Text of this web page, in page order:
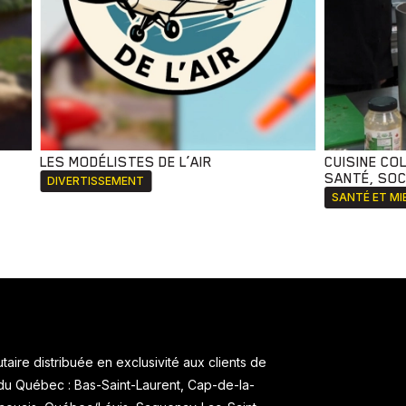
LES MODÉLISTES DE L’AIR
DIVERTISSEMENT
CUISINE
SANTÉ,
SANTÉ ET
distribuée en exclusivité aux clients de
Québec : Bas-Saint-Laurent, Cap-de-la-